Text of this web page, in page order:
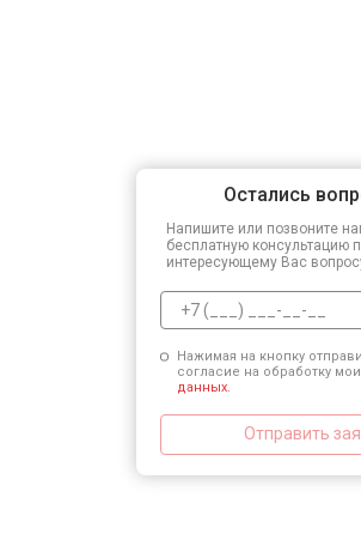
Остались
Напишите или позвоните
бесплатную консультацию
интересующему Вас
Нажимая на кнопку
согласие на обработку
данных.
Отправить